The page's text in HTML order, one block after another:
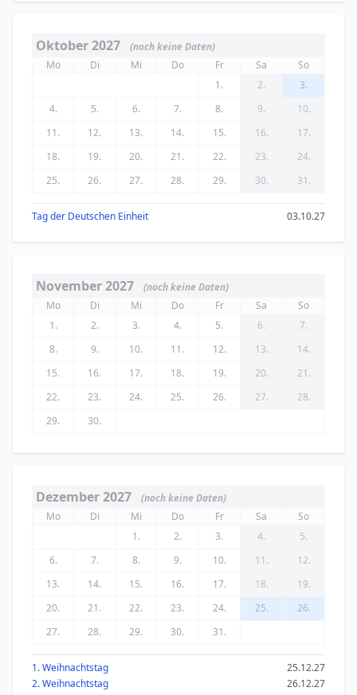
Oktober 2027
(noch keine Daten)
Mo
Di Mi Do Fr Sa
So
1.
2.
3.
4.
5. 6. 7. 8. 9.
10.
11.
12. 13. 14. 15. 16.
17.
18.
19. 20. 21. 22. 23.
24.
25.
26. 27. 28. 29. 30. 31.
Tag der Deutschen Einheit 03.10.27
November 2027
(noch keine Daten)
Mo
Di Mi Do Fr Sa
So
1.
2. 3. 4. 5. 6.
7.
8.
9. 10. 11. 12. 13.
14.
15.
16. 17. 18. 19. 20.
21.
22.
23. 24. 25. 26. 27.
28.
29.
30.
Dezember 2027
(noch keine Daten)
Mo
Di Mi Do Fr Sa
So
1.
2. 3. 4.
5.
6.
7. 8. 9. 10. 11.
12.
13.
14. 15. 16. 17. 18.
19.
20.
21. 22. 23. 24. 25.
26.
27.
28. 29. 30. 31.
1. Weihnachtstag
25.12.27
2. Weihnachtstag
26.12.27